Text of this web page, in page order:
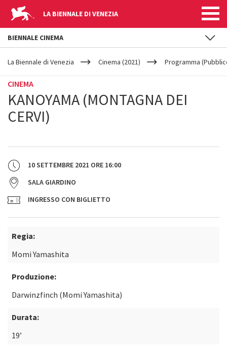
LA BIENNALE DI VENEZIA
YOUR
ARE
La Biennale di Venezia Cinema (2021) Programma
CINEMA
KANOYAMA (MONTAGNA DEI
CERVI)
10 SETTEMBRE 2021 ORE 16:00
SALA GIARDINO
INGRESSO CON BIGLIETTO
Regia:
Momi Yamashita
Produzione:
Darwinzfinch (Momi Yamashita)
Durata:
19’
BIENNALE CINEMA